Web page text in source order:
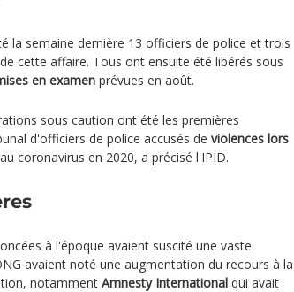
la semaine dernière 13 officiers de police et trois
cette affaire. Tous ont ensuite été libérés sous
en examen prévues en août.
sous caution ont été les premières
d'officiers de police accusés de violences lors
coronavirus en 2020, a précisé l'IPID.
à l'époque avaient suscité une vaste
avaient noté une augmentation du recours à la
notamment Amnesty International qui avait